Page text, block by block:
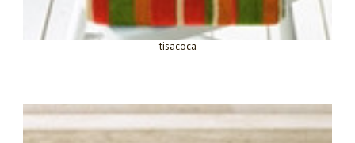
tisacoca